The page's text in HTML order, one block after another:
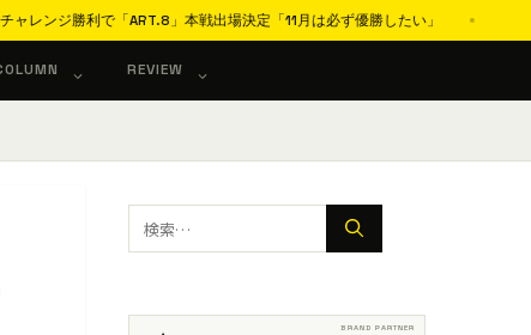
で「ART.8」本戦出場決定「11月は必ず優勝したい」 プロ柔術
REVIEW
検
索: